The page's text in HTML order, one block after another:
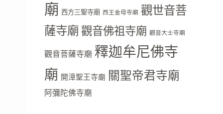
廟 西方三聖寺廟 西王金母寺廟 觀世音菩
薩寺廟觀音佛祖寺廟 觀音大士寺廟
觀音菩薩寺廟 釋迦牟尼佛寺
廟 開漳聖王寺廟 關聖帝君寺廟
阿彌陀佛寺廟